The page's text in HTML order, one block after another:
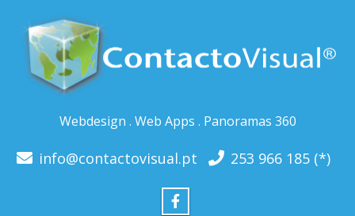
Webdesign . Web Apps . Panoramas 360
info@contactovisual.pt 253 966 185 (*)